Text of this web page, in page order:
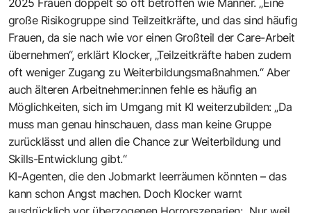
große Risikogruppe sind Teilzeitkräfte, und das sind häufig
Frauen, da sie nach wie vor einen Großteil der Care-Arbeit
übernehmen“, erklärt Klocker, „Teilzeitkräfte haben zudem
oft weniger Zugang zu Weiterbildungsmaßnahmen.“ Aber
auch älteren Arbeitnehmer:innen fehle es häufig an
Möglichkeiten, sich im Umgang mit KI weiterzubilden: „Da
muss man genau hinschauen, dass man keine Gruppe
zurücklässt und allen die Chance zur Weiterbildung und
Skills-Entwicklung gibt.“
KI-Agenten, die den Jobmarkt leerräumen könnten – das
kann schon Angst machen. Doch Klocker warnt